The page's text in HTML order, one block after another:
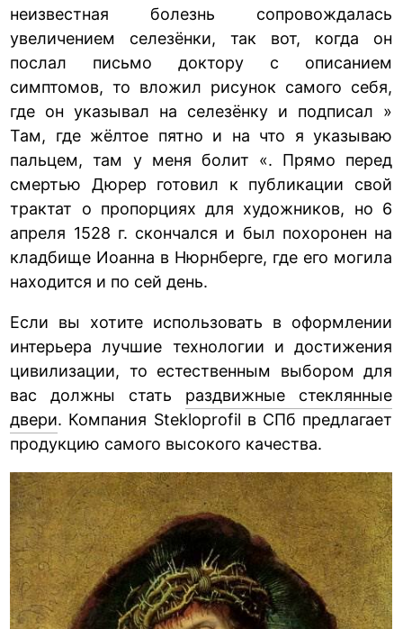
неизвестная болезнь сопровождалась
увеличением селезёнки, так вот, когда он
послал письмо доктору с описанием
симптомов, то вложил рисунок самого себя,
где он указывал на селезёнку и подписал »
Там, где жёлтое пятно и на что я указываю
пальцем, там у меня болит «. Прямо перед
смертью Дюрер готовил к публикации свой
трактат о пропорциях для художников, но 6
апреля 1528 г. скончался и был похоронен на
кладбище Иоанна в Нюрнберге, где его могила
находится и по сей день.
Если вы хотите использовать в оформлении
интерьера лучшие технологии и достижения
цивилизации, то естественным выбором для
вас должны стать раздвижные стеклянные
двери. Компания Stekloprofil в СПб предлагает
продукцию самого высокого качества.